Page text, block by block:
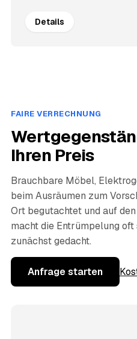
Details
FAIRE VERRECHNUNG
Ihren Preis
Brauchbare Möbel,
beim Ausräumen zum
Ort begutachtet und auf
macht die Entrümpelung
zunächst gedacht.
Anfrage starten